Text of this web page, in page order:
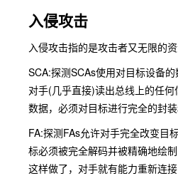
入侵攻击
入侵攻击指的是攻击者又无限的
SCA:探测SCAs使用对目标设备
对手(几乎直接)读出总线上的任
数据，必须对目标进行完全的封装
FA:探测FAs允许对手完全改变目
标必须被完全解码并被精确地绘
这样做了，对手就有能力重新连